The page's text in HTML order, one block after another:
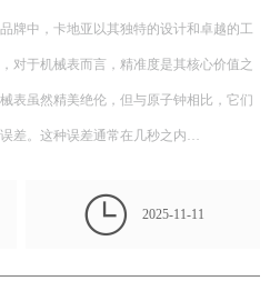
牌中，卡地亚以其独特的设计和卓越的工
对于机械表而言，精准度是其核心价值之
表虽然精美绝伦，但与原子钟相比，它们
差。这种误差通常在几秒之内…
 2025-11-11